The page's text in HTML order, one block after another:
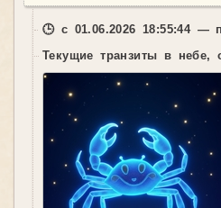
🕒 с 01.06.2026 18:55:44 —
Текущие транзиты в небе,